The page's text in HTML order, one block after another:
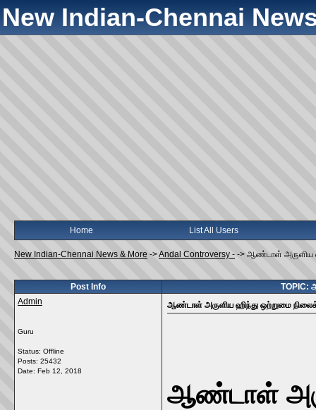
New Indian-Chennai
Home List All Users
New Indian-Chennai News & More ->Andal Controversy - -> ஆண்டாள் அருளிய
Post Info
TOPIC:
Admin
Guru
Status: Offline
Posts: 25432
Date: Feb 12, 2018
ஆண்டாள் அருளிய ஹிந்து ஒற்றுமை
ஆண்டாள்